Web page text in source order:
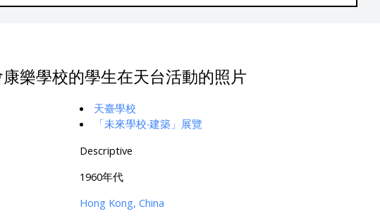
樂學校的學生在天台活動的照片
天臺學校
「未來學校‧建築」展覽
Descriptive
1960年代
Hong Kong, China